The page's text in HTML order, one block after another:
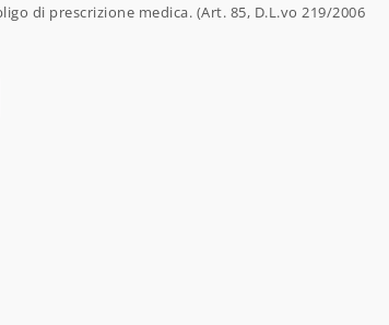
di prescrizione medica. (Art. 85, D.L.vo 219/2006